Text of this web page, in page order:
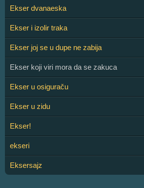
Ekser dvanaeska
Ekser i izolir traka
Ekser joj se u dupe ne zabija
Ekser koji viri mora da se zakuca
Ekser u osiguraču
Ekser u zidu
Ekser!
ekseri
Eksersajz